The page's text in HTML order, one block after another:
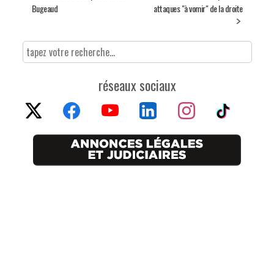
Bugeaud
attaques "à vomir" de la droite
réseaux sociaux